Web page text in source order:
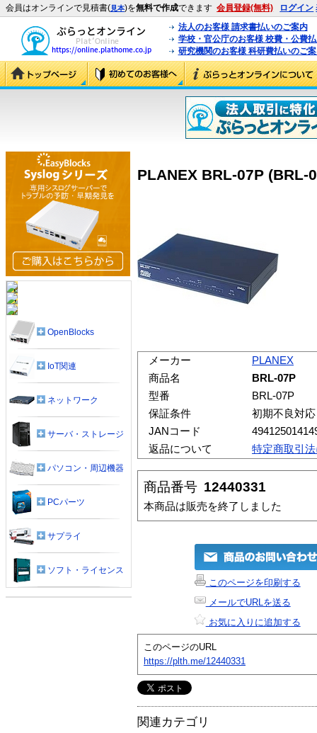
会員はオンラインで見積書(見本)を無料で作成できます 会員登録(無料) ログイン
法人のお客様 請求書払いのご案内
学校・官公庁のお客様 校費・公費
研究機関のお客様 科研費払いのご
PLANEX BRL-07P (BRL-
メーカー
PLANEX
商品名
BRL-07P
型番
BRL-07P
保証条件
初期不良対
JANコード
返品について
特定商取引
商品番号 12440331
本商品は販売を終了しました
このページを印刷する
メールでURLを送る
お気に入りに追加する
このページのURL
https://plth.me/12440331
関連カテゴリ
OpenBlocks
IoT関連
ネットワーク
サーバ・ストレージ
パソコン・周辺機器
PCパーツ
サプライ
ソフト・ライセンス